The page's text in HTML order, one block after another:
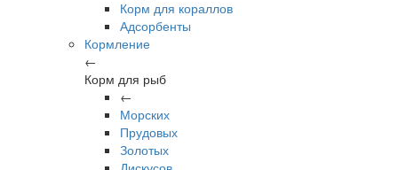
Корм для кораллов
Адсорбенты
Кормление
←
Корм для рыб
←
Морских
Прудовых
Золотых